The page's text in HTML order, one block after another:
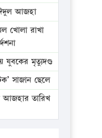
আজহা
খোলা রাখা
যুবকের মৃত্যুদণ্ড
সাজান ছেলে
তারিখ